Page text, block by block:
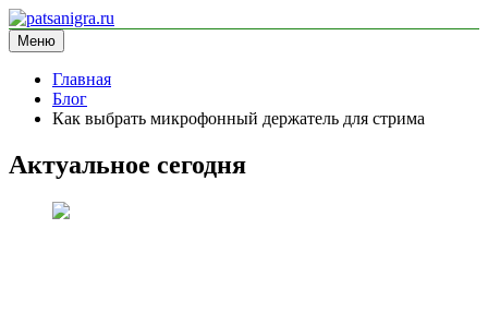
Перейти
к
содержимому
patsanigra.ru
информационный сайт
Меню
Главная
Блог
Как выбрать микрофонный держатель для стрима
Актуальное сегодня